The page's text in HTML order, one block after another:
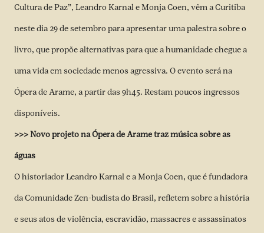
Cultura de Paz”, Leandro Karnal e Monja Coen, vêm a Curitiba
neste dia 29 de setembro para apresentar uma palestra sobre o
livro, que propõe alternativas para que a humanidade chegue a
uma vida em sociedade menos agressiva. O evento será na
Ópera de Arame, a partir das 9h45. Restam poucos ingressos
disponíveis.
>>>Novo projeto na Ópera de Arame traz música sobre as
águas
O historiador Leandro Karnal e a Monja Coen, que é fundadora
da Comunidade Zen-budista do Brasil, refletem sobre a história
e seus atos de violência, escravidão, massacres e assassinatos